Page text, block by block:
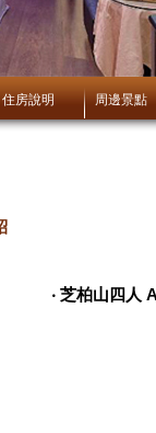
住房說明 周邊景點
‧ 芝柏山四人